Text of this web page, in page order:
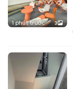
1 phút trước 3